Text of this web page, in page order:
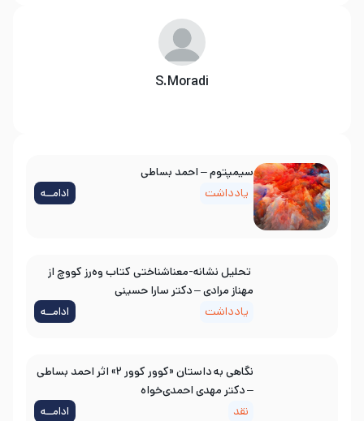
S.Moradi
سیمپتوم – احمد بساطی
یادداشت
ادامــه
تحلیل نشانه-معناشناختی کتاب وه‌رز کووچ از
مهناز مرادی – دکتر سارا حسینی
یادداشت
ادامــه
نگاهی به داستان «کوور کوور ۲» اثر احمد بساطی
– دکتر مهدی احمدی‌خواه
نقد
ادامــه